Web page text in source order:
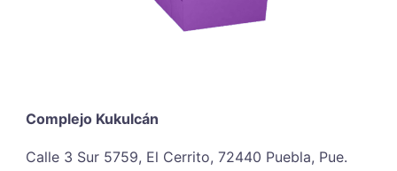
Complejo Kukulcán
Calle 3 Sur 5759, El Cerrito, 72440 Puebla, Pue.